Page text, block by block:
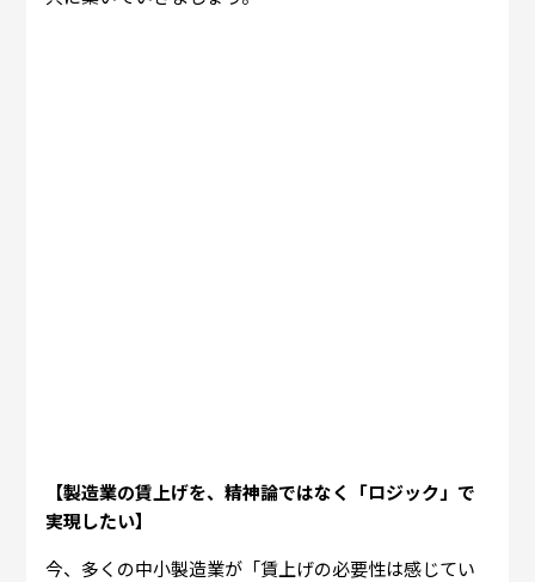
【製造業の賃上げを、精神論ではなく「ロジック」で
実現したい】
今、多くの中小製造業が「賃上げの必要性は感じてい